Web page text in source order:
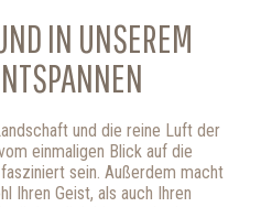
IN UNSEREM
und die reine Luft der
einmaligen Blick auf die
sein. Außerdem macht
Ihren Geist, als auch Ihren